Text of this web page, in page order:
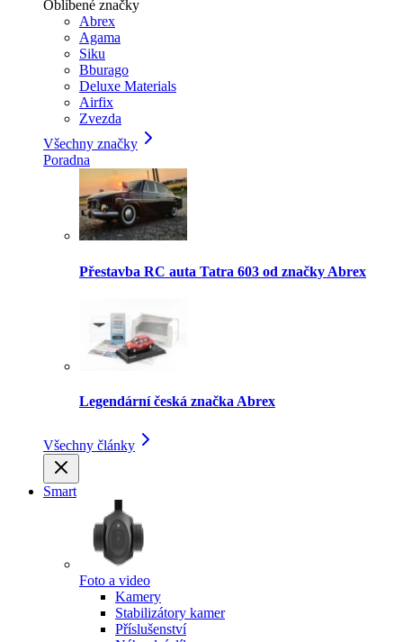
Oblíbené značky
Abrex
Agama
Siku
Bburago
Deluxe Materials
Airfix
Zvezda
Všechny značky
Poradna
Přestavba RC auta Tatra 603 od značky Abrex
Legendární česká značka Abrex
Všechny články
Smart
Foto a video
Kamery
Stabilizátory kamer
Příslušenství